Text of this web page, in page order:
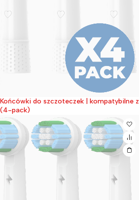
do szczoteczek | kompatybilne z
(4-pack)